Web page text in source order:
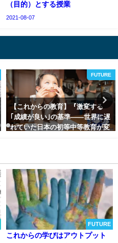
（目的）とする授業
2021-08-07
FUTURE
【これからの教育】『激変する
｢成績が良い｣の基準――世界に遅
れていた日本の初等中等教育が変
FUTURE
これからの学びはアウトプット